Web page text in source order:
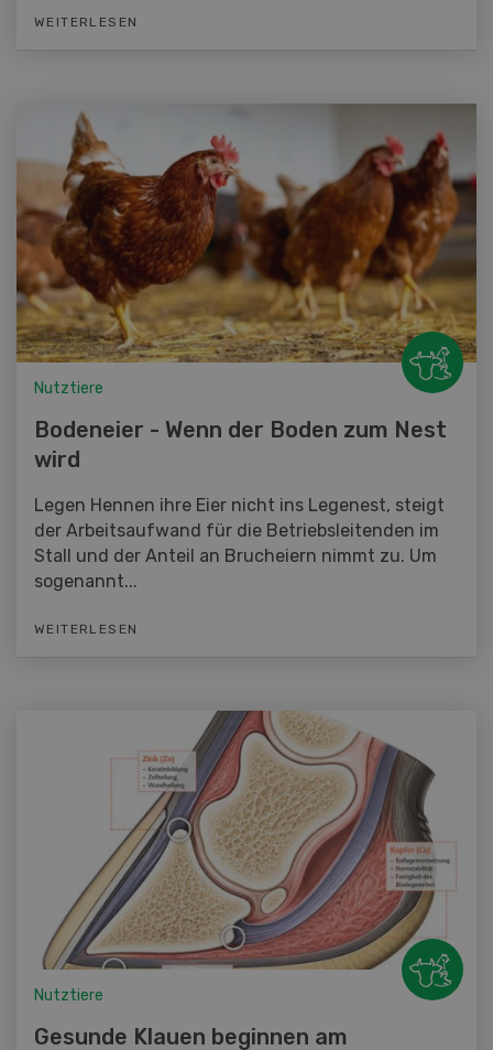
WEITERLESEN
Nutztiere
Bodeneier - Wenn der Boden zum Nest
wird
Legen Hennen ihre Eier nicht ins Legenest, steigt
der Arbeitsaufwand für die Betriebsleitenden im
Stall und der Anteil an Brucheiern nimmt zu. Um
sogenannt...
WEITERLESEN
Nutztiere
Gesunde Klauen beginnen am